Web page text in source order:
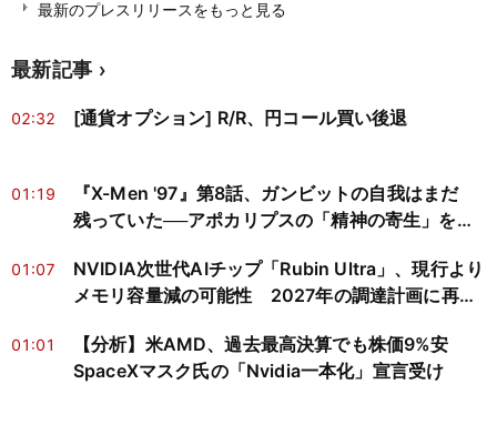
最新のプレスリリースをもっと見る
最新記事
02:32 [通貨オプション] R/R、円コール買い後退
01:19
『X-Men '97』第8話、ガンビットの自我はまだ
残っていた──アポカリプスの「精神の寄生」を神
01:07
NVIDIA次世代AIチップ「Rubin Ultra」、現行より
メモリ容量減の可能性 2027年の調達計画に再検
01:01
【分析】米AMD、過去最高決算でも株価9%安
SpaceXマスク氏の「Nvidia一本化」宣言受け